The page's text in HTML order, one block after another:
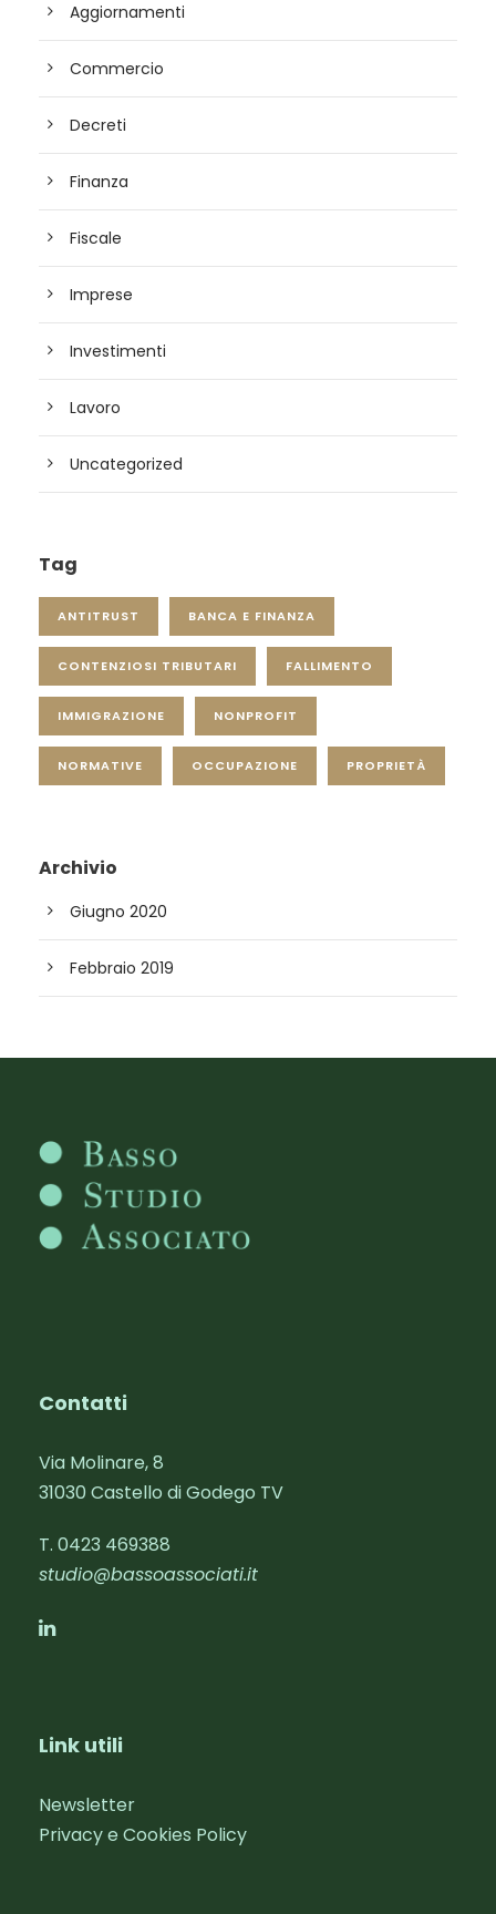
Aggiornamenti
Commercio
Decreti
Finanza
Fiscale
Imprese
Investimenti
Lavoro
Uncategorized
Tag
ANTITRUST BANCA E FINANZA
CONTENZIOSI TRIBUTARI FALLIMENTO
IMMIGRAZIONE NONPROFIT
NORMATIVE OCCUPAZIONE PROPRIETÀ
Archivio
Giugno 2020
Febbraio 2019
Contatti
Via Molinare, 8
31030 Castello di Godego TV
T. 0423 469388‬
studio@bassoassociati.it
Link utili
Newsletter
Privacy e Cookies Policy